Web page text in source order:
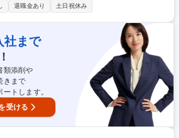
強
あるあぶらとり紙についてOEMの企画・提案を
。 また、将来的には管理職を目指し、営業実務
フォローや課長の補佐業務も担っていただきま
退職金あり 土日祝休み
社まで
類添削や
きまで
トします。
受ける